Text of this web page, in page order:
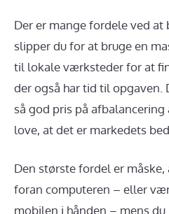
Der er mange fordele ved at
slipper du for at bruge en
til lokale værksteder for at
der også har tid til opgaven.
så god pris på
love, at det er markedets
Den største fordel er
foran computeren – eller
mobilen i hånden – mens